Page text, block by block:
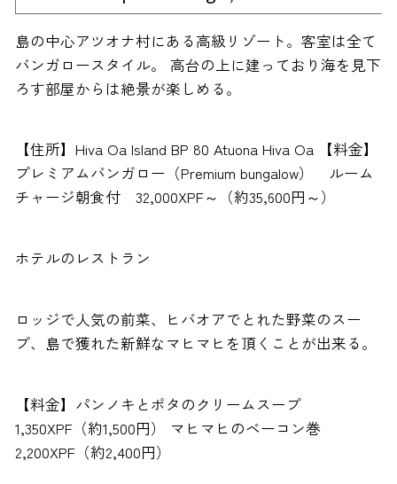
島の中心アツオナ村にある高級リゾート。客室は全て
バンガロースタイル。 高台の上に建っており海を見下
ろす部屋からは絶景が楽しめる。
【住所】Hiva Oa Island BP 80 Atuona Hiva Oa 【料金】
プレミアムバンガロー（Premium bungalow） ルーム
チャージ朝食付 32,000XPF～（約35,600円～）
ホテルのレストラン
ロッジで人気の前菜、ヒバオアでとれた野菜のスー
プ、島で獲れた新鮮なマヒマヒを頂くことが出来る。
【料金】パンノキとポタのクリームスープ
1,350XPF（約1,500円） マヒマヒのベーコン巻
2,200XPF（約2,400円）